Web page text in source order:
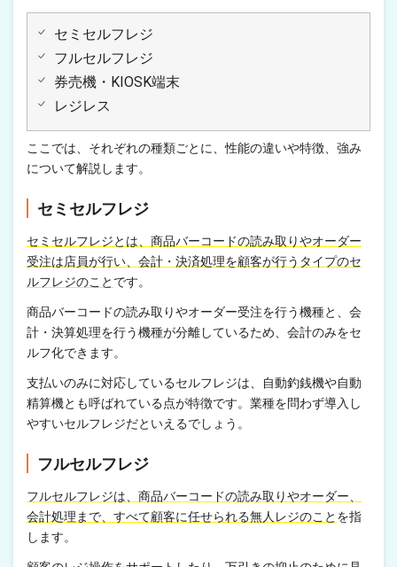
セミセルフレジ
フルセルフレジ
券売機・KIOSK端末
レジレス
ここでは、それぞれの種類ごとに、性能の違いや特徴、強み
について解説します。
セミセルフレジ
セミセルフレジとは、商品バーコードの読み取りやオーダー
受注は店員が行い、会計・決済処理を顧客が行うタイプのセ
ルフレジのこと です。
商品バーコードの読み取りやオーダー受注を行う機種と、会
計・決算処理を行う機種が分離しているため、会計のみをセ
ルフ化できます。
支払いのみに対応しているセルフレジは、自動釣銭機や自動
精算機とも呼ばれている点が特徴です。業種を問わず導入し
やすいセルフレジだといえるでしょう。
フルセルフレジ
フルセルフレジは、商品バーコードの読み取りやオーダー、
会計処理まで、すべて顧客に任せられる無人レジのこと を指
します。